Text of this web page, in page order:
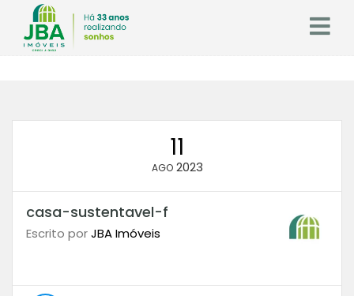
11
AGO 2023
casa-sustentavel-f
Escrito porJBA Imóveis